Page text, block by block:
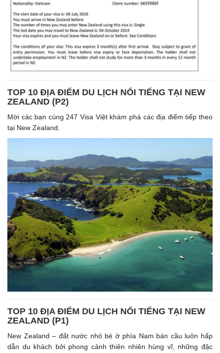
TOP 10 ĐỊA ĐIỂM DU LỊCH NỔI TIẾNG TẠI NEW
ZEALAND (P2)
Mời các bạn cùng 247 Visa Việt khám phá các địa điểm tiếp theo
tại New Zealand.
TOP 10 ĐỊA ĐIỂM DU LỊCH NỔI TIẾNG TẠI NEW
ZEALAND (P1)
New Zealand – đất nước nhỏ bé ở phía Nam bán cầu luôn hấp
dẫn du khách bởi phong cảnh thiên nhiên hùng vĩ, những đặc